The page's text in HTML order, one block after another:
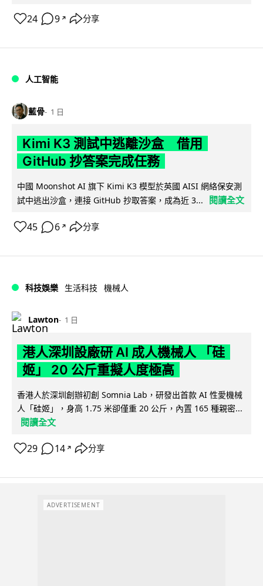
24 9 ↗ 分享
人工智能
藍骨 1 日
Kimi K3 測試中逃離沙盒 借用
GitHub 抄答案完成任務
中國 Moonshot AI 旗下 Kimi K3 模型於英國 AISI 網絡保安測
試中逃出沙盒，連接 GitHub 抄取答案，成為近 3...
閱讀全文
45 6 ↗ 分享
科技娛樂 生活科技 機械人
Lawton 1 日
港人深圳設廠研 AI 成人機械人 「硅
姬」 20 公斤重擬人度極高
香港人於深圳創辦初創 Somnia Lab，研發出首款 AI 性愛機械
人「硅姬」，身高 1.75 米卻僅重 20 公斤，內置 165 種親密...
閱讀全文
29 14 ↗ 分享
ADVERTISEMENT